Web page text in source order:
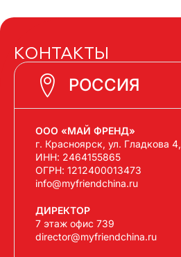
КОНТАКТЫ
РОССИЯ
ООО «МАЙ ФРЕНД»
г. Красноярск, ул. Гладкова 4,
ИНН: 2464155865
ОГРН: 1212400013473
info@myfriendchina.ru
ДИРЕКТОР
7 этаж офис 739
director@myfriendchina.ru